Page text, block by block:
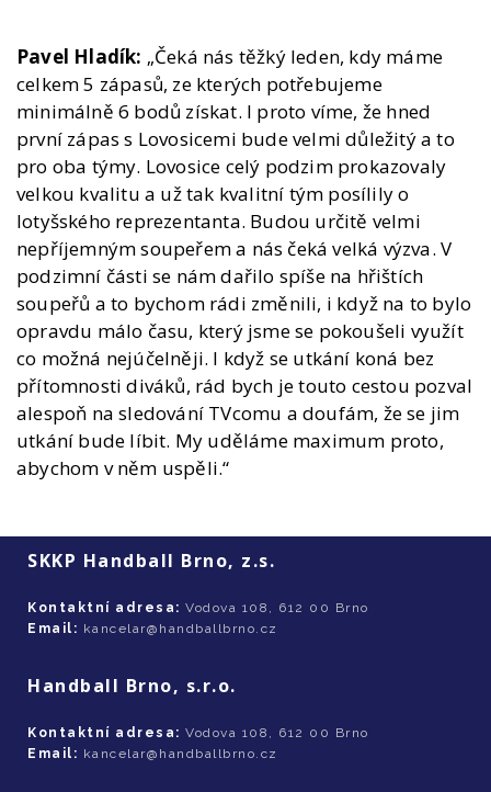
Pavel Hladík: „Čeká nás těžký leden, kdy máme
celkem 5 zápasů, ze kterých potřebujeme
minimálně 6 bodů získat. I proto víme, že hned
první zápas s Lovosicemi bude velmi důležitý a to
pro oba týmy. Lovosice celý podzim prokazovaly
velkou kvalitu a už tak kvalitní tým posílily o
lotyšského reprezentanta. Budou určitě velmi
nepříjemným soupeřem a nás čeká velká výzva. V
podzimní části se nám dařilo spíše na hřištích
soupeřů a to bychom rádi změnili, i když na to bylo
opravdu málo času, který jsme se pokoušeli využít
co možná nejúčelněji. I když se utkání koná bez
přítomnosti diváků, rád bych je touto cestou pozval
alespoň na sledování TVcomu a doufám, že se jim
utkání bude líbit. My uděláme maximum proto,
abychom v něm uspěli.“
SKKP Handball Brno, z.s.
Kontaktní adresa: Vodova 108, 612 00 Brno
Email: kancelar@handballbrno.cz
Handball Brno, s.r.o.
Kontaktní adresa: Vodova 108, 612 00 Brno
Email: kancelar@handballbrno.cz